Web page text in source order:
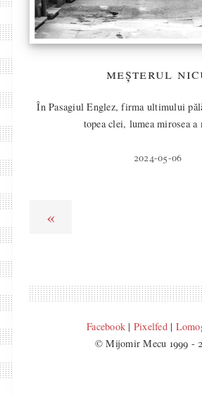
meșterul
În Pasagiul Englez, firma ultimului
topea clei, lumea mirosea a
2024-05-06
«
Facebook | Pixelfed|
© Mijomir Mecu 1999 -